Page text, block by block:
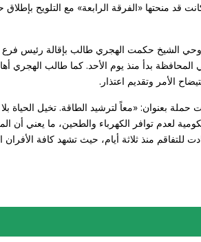
قد منحتها «الفرقة الرابعة» مع التلويح
الشيخ حكمت الهجري طالب بإقالة رئيس
بدأ منذ يوم الأحد. كما طالب الهجري
الأمر وتقديم اعتذار.
بعنوان: «معاً لترشيد الطاقة. تخيل الحياة
لعدم توافر الكهرباء والطحين، ما يعني أن
للتفاقم منذ ثلاثة أيام، حيث تشهد كافة